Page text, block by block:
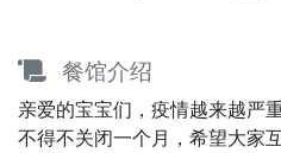
餐馆介绍
亲爱的宝宝们，疫情越来越严
不得不关闭一个月，希望大家